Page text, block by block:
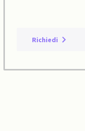
Richiedi